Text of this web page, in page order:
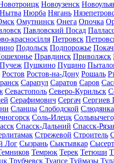
Новоузенск
Нытва Нюрба Нягань
Омутнинск Онега Опочка
Павловский Посад
красносілля Петровск
Подольск Подпорожье
Правдинск Приволжск
Пучеж Пушкино Пущино
Ростов Ростов-на-Дону Рошаль
Сарапул Саратов Саров
Севастополь Северо-Курильск
Серафимович Сергач Сергиев
Сланцы Слободской Слюдянка
Соль-Илецк
Спасск-Дальний Спасск-
Стрежевой Строитель
Лог Сызрань Сыктывкар
Темрюк Терек Тетюши
Трубчевск Туапсе Туймазы